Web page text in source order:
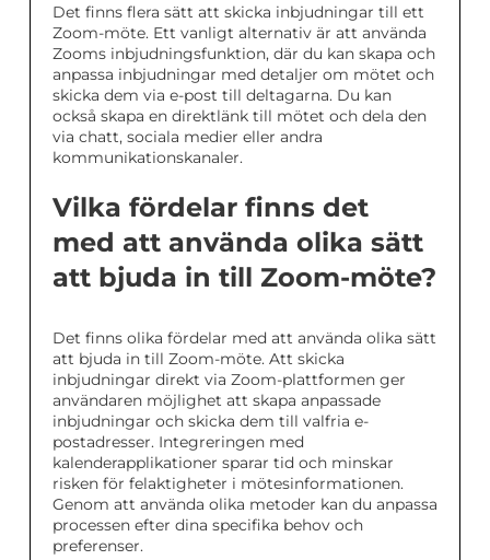
Det finns flera sätt att skicka inbjudningar till ett
Zoom-möte. Ett vanligt alternativ är att använda
Zooms inbjudningsfunktion, där du kan skapa och
anpassa inbjudningar med detaljer om mötet och
skicka dem via e-post till deltagarna. Du kan
också skapa en direktlänk till mötet och dela den
via chatt, sociala medier eller andra
kommunikationskanaler.
Vilka fördelar finns det
med att använda olika sätt
att bjuda in till Zoom-möte?
Det finns olika fördelar med att använda olika sätt
att bjuda in till Zoom-möte. Att skicka
inbjudningar direkt via Zoom-plattformen ger
användaren möjlighet att skapa anpassade
inbjudningar och skicka dem till valfria e-
postadresser. Integreringen med
kalenderapplikationer sparar tid och minskar
risken för felaktigheter i mötesinformationen.
Genom att använda olika metoder kan du anpassa
processen efter dina specifika behov och
preferenser.